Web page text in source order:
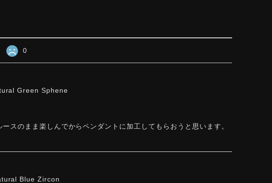
0
Green Sphene
スのまま楽しんでからペンダントに加工してもらおうと思います。
Blue Zircon